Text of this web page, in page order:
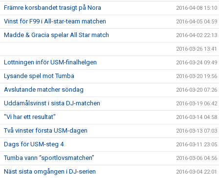
Främre korsbandet trasigt på Nora 2016-04-08 15:10
Vinst för F99 i All-star-team matchen 2016-04-05 04:59
Madde & Gracia spelar All Star match 2016-04-02 22:13
2016-03-26 13:41
Lottningen inför USM-finalhelgen 2016-03-24 09:49
Lysande spel mot Tumba 2016-03-20 19:56
Avslutande matcher söndag 2016-03-20 07:26
Uddamålsvinst i sista DJ-matchen 2016-03-19 06:42
"Vi har ett resultat" 2016-03-14 04:58
Två vinster första USM-dagen 2016-03-13 07:03
Dags för USM-steg 4 2016-03-11 23:05
Tumba vann “sportlovsmatchen” 2016-03-06 04:56
Näst sista omgången i DJ-serien 2016-03-04 22:01